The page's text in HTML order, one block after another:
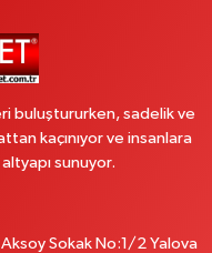
buluştururken, sadelik ve
kaçınıyor ve insanlara
sunuyor.
Sokak No:1/2 Yalova